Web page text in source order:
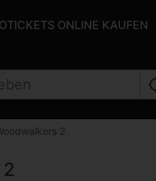
ONLINE KAUFEN
2